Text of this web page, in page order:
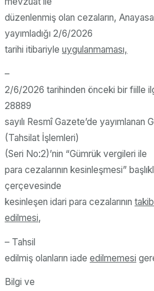
düzenlenmiş olan cezaların,
yayımladığı 2/6/2026
tarihi itibariyle uygulanmaması,
–
2/6/2026 tarihinden önceki bir fiille
28889
sayılı Resmî Gazete’de yayımlanan
(Tahsilat İşlemleri)
(Seri No:2)’nin “Gümrük vergileri ile
para cezalarının kesinleşmesi”
çerçevesinde
kesinleşen idari para cezalarının
edilmesi,
– Tahsil
edilmiş olanların iade edilmemesi
Bilgi ve